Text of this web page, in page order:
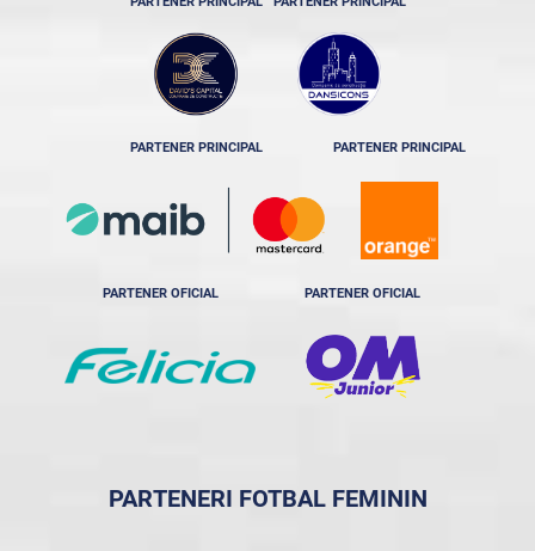
PARTENER PRINCIPAL PARTENER PRINCIPAL
PARTENER OFICIAL PARTENER OFICIAL
PARTENERI FOTBAL FEMININ